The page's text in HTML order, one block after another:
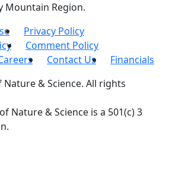
Mountain Region.
Privacy Policy
Comment Policy
Contact Us
Financials
& Science. All rights
Nature & Science is a 501(c) 3